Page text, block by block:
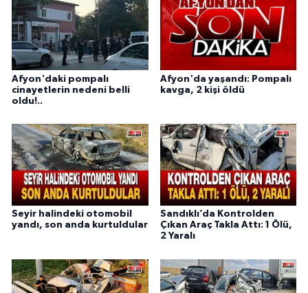
Afyon'daki pompalı
cinayetlerin nedeni belli
oldu!..
Afyon'da yaşandı: Pompalı
kavga, 2 kişi öldü
Seyir halindeki otomobil
yandı, son anda kurtuldular
Sandıklı’da Kontrolden
Çıkan Araç Takla Attı: 1 Ölü,
2 Yaralı